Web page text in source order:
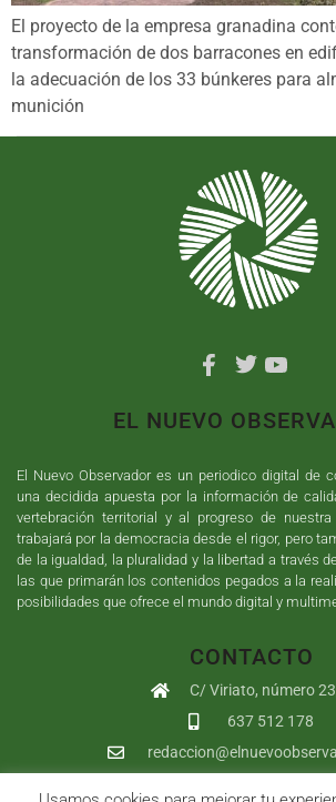
El proyecto de la empresa granadina
transformación de dos barracones en
la adecuación de los 33 búnkeres para
munición
EL NUEVO
El Nuevo Observador es un periodico digital de
una decidida apuesta por la información de
vertebración territorial y al progreso de
trabajará por la democracia desde el rigor, pero
de la igualdad, la pluralidad y la libertad a través
las que primarán los contenidos pegados a la
posibilidades que ofrece el mundo digital y
CONTACTO
C/ Viriato, número
637 512 178